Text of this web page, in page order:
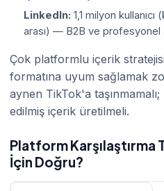
LinkedIn: 1,1 milyon kullanıcı
arası) — B2B ve profesyonel
Çok platformlu içerik
formatına uyum sağlamak
aynen TikTok'a
edilmiş içerik üretilmeli.
Platform Karşılaştırma
İçin Doğru?